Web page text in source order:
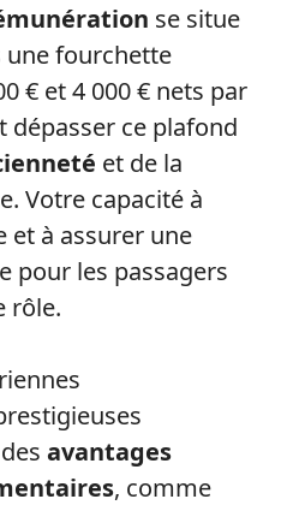
se situe
une fourchette
€ et 4 000 € nets par
dépasser ce plafond
et de la
Votre capacité à
et à assurer une
pour les passagers
rôle.
avantages
, comme